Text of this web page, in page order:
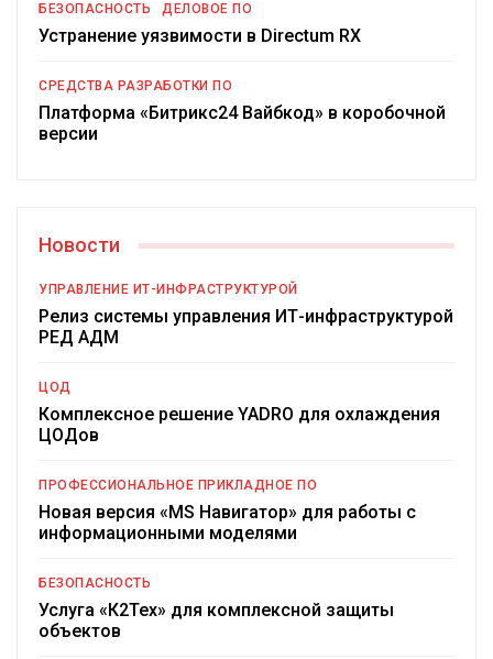
БЕЗОПАСНОСТЬ ДЕЛОВОЕ ПО
Устранение уязвимости в Directum RX
СРЕДСТВА РАЗРАБОТКИ ПО
Платформа «Битрикс24 Вайбкод» в коробочной
версии
Новости
УПРАВЛЕНИЕ ИТ-ИНФРАСТРУКТУРОЙ
Релиз системы управления ИТ-инфраструктурой
РЕД АДМ
ЦОД
Комплексное решение YADRO для охлаждения
ЦОДов
ПРОФЕССИОНАЛЬНОЕ ПРИКЛАДНОЕ ПО
Новая версия «MS Навигатор» для работы с
информационными моделями
БЕЗОПАСНОСТЬ
Услуга «К2Тех» для комплексной защиты
объектов